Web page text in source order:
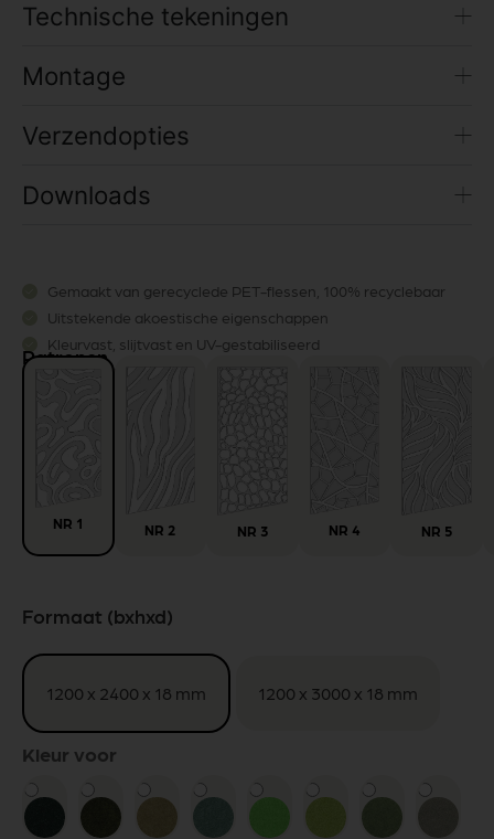
Technische tekeningen
Montage
Verzendopties
Downloads
Gemaakt van gerecyclede PET-flessen, 100% recyclebaar
Uitstekende akoestische eigenschappen
Kleurvast, slijtvast en UV-gestabiliseerd
Mooi en duurzaam
Patronen
NR 1 NR 2 NR 3 NR 4 NR 5
Formaat (bxhxd)
1200 x 2400 x 18 mm 1200 x 3000 x 18 mm
Kleur voor